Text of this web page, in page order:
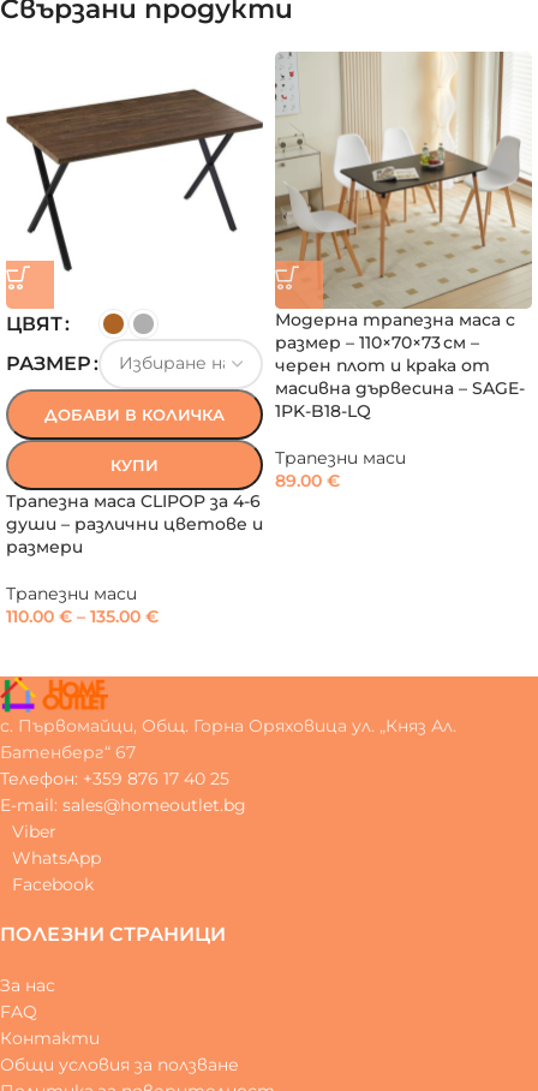
Свързани продукти
ЦВЯТ
РАЗМЕР
ДОБАВИ В КОЛИЧКА
КУПИ
Трапезна маса CLIPOP за 4-6
души – различни цветове и
размери
Трапезни маси
110.00 € – 135.00 €
Модерна трапезна маса с
размер – 110×70×73 см –
черен плот и крака от
масивна дървесина – SAGE-
1PK-B18-LQ
Трапезни маси
89.00 €
с. Първомайци, Общ. Горна Оряховица ул. „Княз Ал.
Батенберг“ 67
Телефон: +359 876 17 40 25
E-mail: sales@homeoutlet.bg
Viber
WhatsApp
Facebook
ПОЛЕЗНИ СТРАНИЦИ
За нас
FAQ
Контакти
Общи условия за ползване